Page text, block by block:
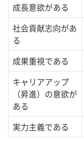
成長意欲がある
社会貢献志向があ
る
成果重視である
キャリアアップ
（昇進）の意欲が
ある
実力主義である